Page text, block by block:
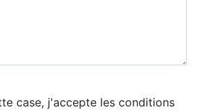
case, j'accepte les conditions